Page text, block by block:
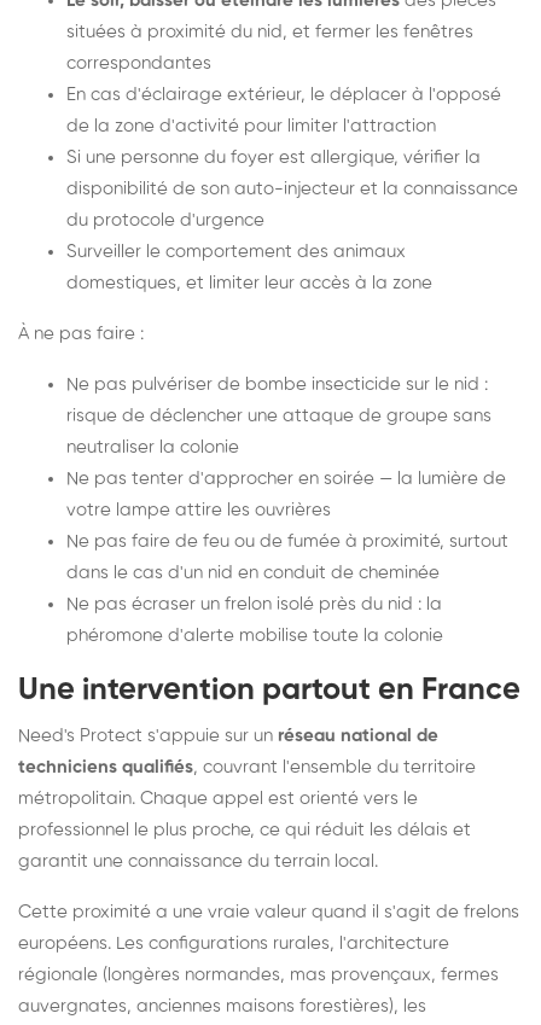
situées à proximité du nid, et fermer les fenêtres
correspondantes
En cas d'éclairage extérieur, le déplacer à l'opposé
de la zone d'activité pour limiter l'attraction
Si une personne du foyer est allergique, vérifier la
disponibilité de son auto-injecteur et la connaissance
du protocole d'urgence
Surveiller le comportement des animaux
domestiques, et limiter leur accès à la zone
À ne pas faire :
Ne pas pulvériser de bombe insecticide sur le nid :
risque de déclencher une attaque de groupe sans
neutraliser la colonie
Ne pas tenter d'approcher en soirée — la lumière de
votre lampe attire les ouvrières
Ne pas faire de feu ou de fumée à proximité, surtout
dans le cas d'un nid en conduit de cheminée
Ne pas écraser un frelon isolé près du nid : la
phéromone d'alerte mobilise toute la colonie
Une intervention partout en France
Need's Protect s'appuie sur un réseau national de
techniciens qualifiés, couvrant l'ensemble du territoire
métropolitain. Chaque appel est orienté vers le
professionnel le plus proche, ce qui réduit les délais et
garantit une connaissance du terrain local.
Cette proximité a une vraie valeur quand il s'agit de frelons
européens. Les configurations rurales, l'architecture
régionale (longères normandes, mas provençaux, fermes
auvergnates, anciennes maisons forestières), les